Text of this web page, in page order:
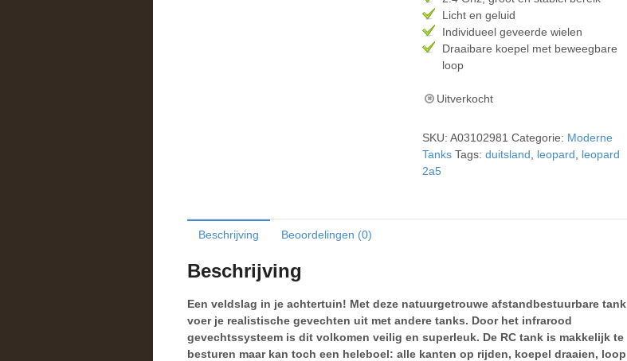
Licht en geluid
Individueel geveerde wielen
Draaibare koepel met beweegbare
loop
Uitverkocht
SKU: A03102981 Categorie: Moderne
Tanks Tags: duitsland leopard
leopard
2a5
Beschrijving Beoordelingen (0)
Beschrijving
Een veldslag in je achtertuin! Met deze natuurgetrouwe afstandbestuurbare tank
voer je realistische gevechten uit met andere tanks. Door het infrarood
gevechtssysteem is dit volkomen veilig en superleuk. De RC tank is makkelijk te
besturen maar kan toch een heleboel: alle kanten op rijden, koepel draaien, loop